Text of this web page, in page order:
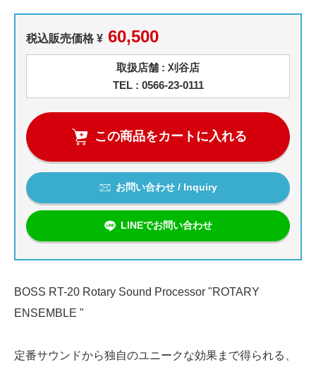
税込販売価格 ¥ 60,500
取扱店舗 : 刈谷店
TEL : 0566-23-0111
この商品をカートに入れる
お問い合わせ / Inquiry
LINEでお問い合わせ
BOSS RT-20 Rotary Sound Processor "ROTARY
ENSEMBLE "
定番サウンドから独自のユニークな効果まで得られる、